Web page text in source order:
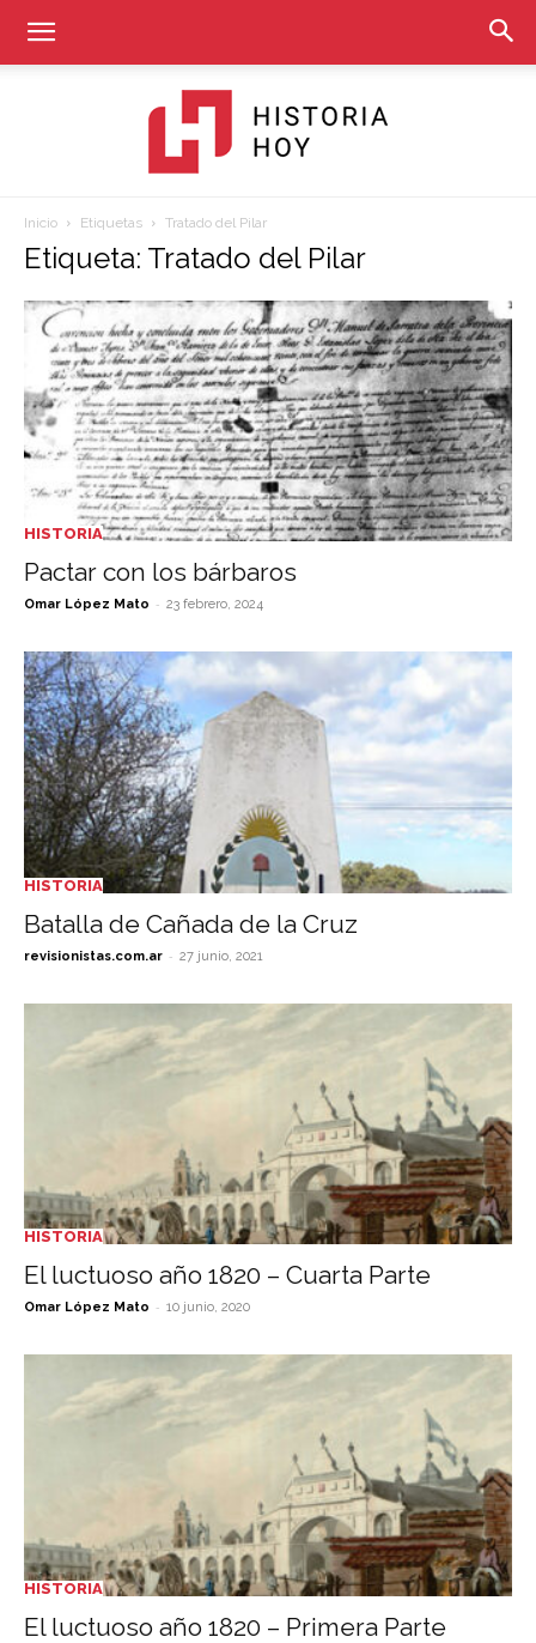
Hoy
Inicio Etiquetas Tratado del Pilar
Etiqueta: Tratado del Pilar
HISTORIA
Pactar con los bárbaros
Omar López Mato - 23 febrero, 2024
HISTORIA
Batalla de Cañada de la Cruz
revisionistas.com.ar - 27 junio, 2021
HISTORIA
El luctuoso año 1820 – Cuarta Parte
Omar López Mato - 10 junio, 2020
HISTORIA
El luctuoso año 1820 – Primera Parte